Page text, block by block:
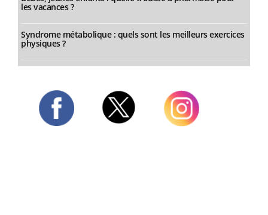
les vacances ?
Syndrome métabolique : quels sont les meilleurs exercices
physiques ?